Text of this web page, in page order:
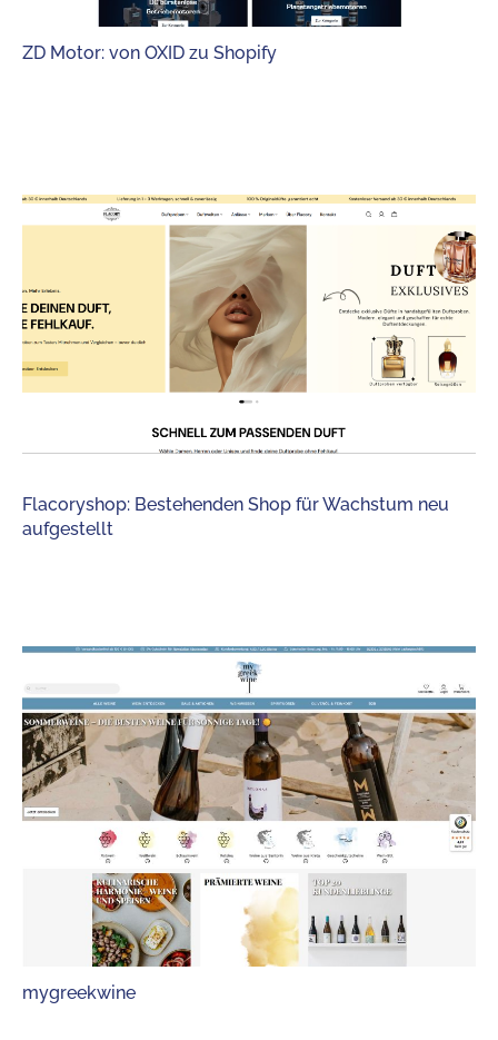
ZD Motor: von OXID zu Shopify
Flacoryshop: Bestehenden Shop für Wachstum neu
aufgestellt
mygreekwine